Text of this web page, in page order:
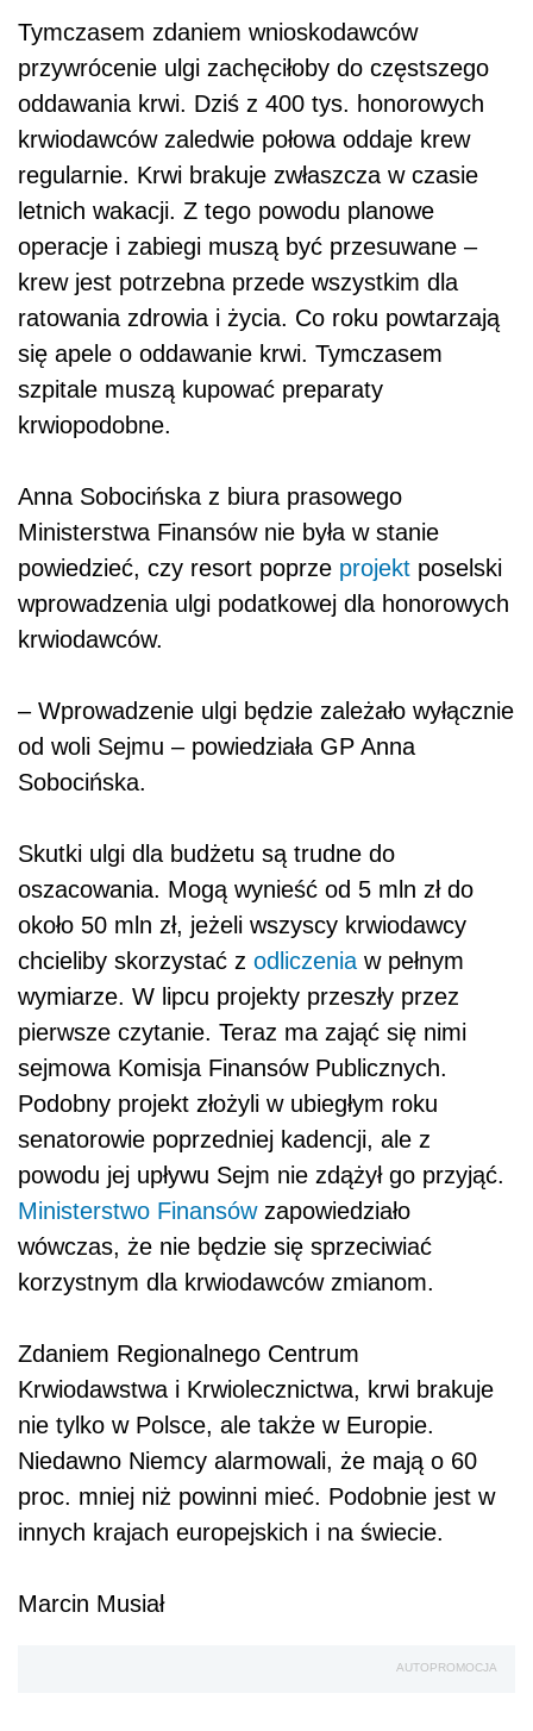
Tymczasem zdaniem wnioskodawców
przywrócenie ulgi zachęciłoby do częstszego
oddawania krwi. Dziś z 400 tys. honorowych
krwiodawców zaledwie połowa oddaje krew
regularnie. Krwi brakuje zwłaszcza w czasie
letnich wakacji. Z tego powodu planowe
operacje i zabiegi muszą być przesuwane –
krew jest potrzebna przede wszystkim dla
ratowania zdrowia i życia. Co roku powtarzają
się apele o oddawanie krwi. Tymczasem
szpitale muszą kupować preparaty
krwiopodobne.
Anna Sobocińska z biura prasowego
Ministerstwa Finansów nie była w stanie
powiedzieć, czy resort poprze projekt poselski
wprowadzenia ulgi podatkowej dla honorowych
krwiodawców.
– Wprowadzenie ulgi będzie zależało wyłącznie
od woli Sejmu – powiedziała GP Anna
Sobocińska.
Skutki ulgi dla budżetu są trudne do
oszacowania. Mogą wynieść od 5 mln zł do
około 50 mln zł, jeżeli wszyscy krwiodawcy
chcieliby skorzystać z odliczenia w pełnym
wymiarze. W lipcu projekty przeszły przez
pierwsze czytanie. Teraz ma zająć się nimi
sejmowa Komisja Finansów Publicznych.
Podobny projekt złożyli w ubiegłym roku
senatorowie poprzedniej kadencji, ale z
powodu jej upływu Sejm nie zdążył go przyjąć.
Ministerstwo Finansówzapowiedziało
wówczas, że nie będzie się sprzeciwiać
korzystnym dla krwiodawców zmianom.
Zdaniem Regionalnego Centrum
Krwiodawstwa i Krwiolecznictwa, krwi brakuje
nie tylko w Polsce, ale także w Europie.
Niedawno Niemcy alarmowali, że mają o 60
proc. mniej niż powinni mieć. Podobnie jest w
innych krajach europejskich i na świecie.
Marcin Musiał
AUTOPROMOCJA